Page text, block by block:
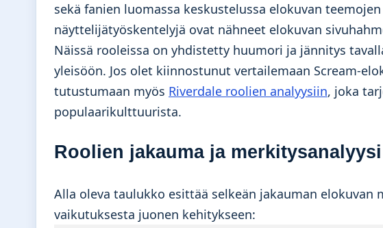
sekä fanien luomassa keskustelussa elokuvan
näyttelijätyöskentelyjä ovat nähneet elokuvan
Näissä rooleissa on yhdistetty huumori ja jännitys
yleisöön. Jos olet kiinnostunut vertailemaan Scream-
tutustumaan myös Riverdale roolien analyysiin, joka
populaarikulttuurista.
Roolien jakauma ja merkitysanalyysi
Alla oleva taulukko esittää selkeän jakauman
vaikutuksesta juonen kehitykseen: